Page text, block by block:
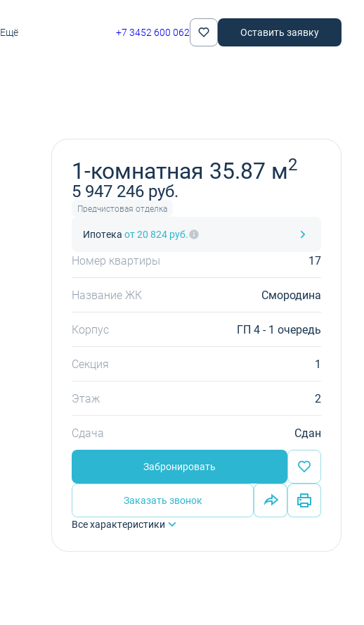
Ещё +7 3452 600 062 Оставить заявку
1-комнатная 35.87 м2
5 947 246 руб.
Предчистовая отделка
Ипотека от 20 824 руб.
Номер квартиры 17
Название ЖК Смородина
Корпус ГП 4 - 1 очередь
Секция 1
Этаж 2
Сдача Сдан
Забронировать
Заказать звонок
Все характеристики